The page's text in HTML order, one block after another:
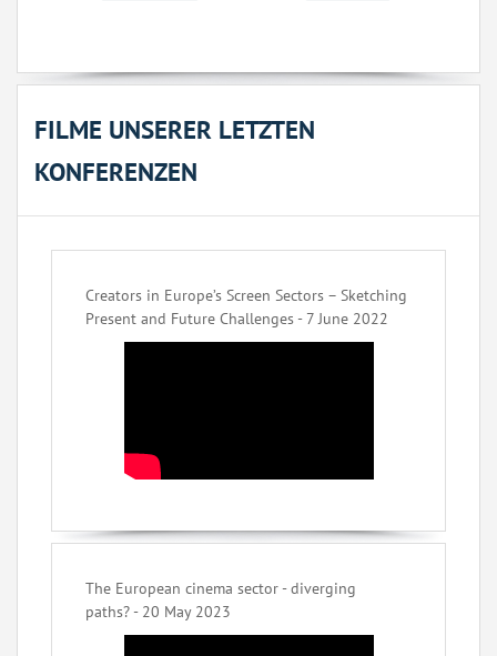
FILME UNSERER LETZTEN
KONFERENZEN
Creators in Europe’s Screen Sectors – Sketching
Present and Future Challenges - 7 June 2022
The European cinema sector - diverging
paths? - 20 May 2023